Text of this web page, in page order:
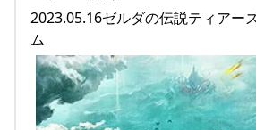
2023.05.16ゼルダの伝説ティアー
ム